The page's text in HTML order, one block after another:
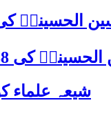
الحسینیؒ
علامہ ساجد علی نقوی کا اہم پیغام
شیعہ علماء